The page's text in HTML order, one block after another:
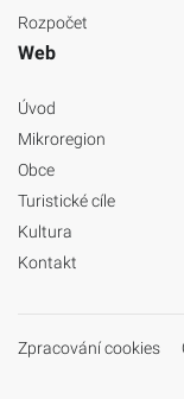
Rozpočet
Web
Úvod
Mikroregion
Obce
Turistické cíle
Kultura
Kontakt
Zpracování cookies